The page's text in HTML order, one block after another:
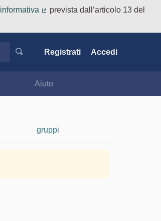
informativa
prevista dall’articolo 13 del
Registrati Accedi
Aiuto
gruppi